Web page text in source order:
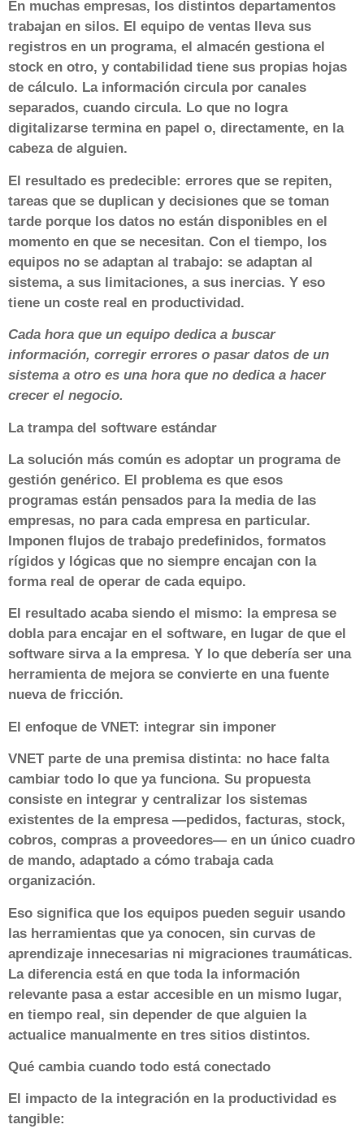
En muchas empresas, los distintos departamentos
trabajan en silos. El equipo de ventas lleva sus
registros en un programa, el almacén gestiona el
stock en otro, y contabilidad tiene sus propias hojas
de cálculo. La información circula por canales
separados, cuando circula. Lo que no logra
digitalizarse termina en papel o, directamente, en la
cabeza de alguien.
El resultado es predecible: errores que se repiten,
tareas que se duplican y decisiones que se toman
tarde porque los datos no están disponibles en el
momento en que se necesitan. Con el tiempo, los
equipos no se adaptan al trabajo: se adaptan al
sistema, a sus limitaciones, a sus inercias. Y eso
tiene un coste real en productividad.
Cada hora que un equipo dedica a buscar
información, corregir errores o pasar datos de un
sistema a otro es una hora que no dedica a hacer
crecer el negocio.
La trampa del software estándar
La solución más común es adoptar un programa de
gestión genérico. El problema es que esos
programas están pensados para la media de las
empresas, no para cada empresa en particular.
Imponen flujos de trabajo predefinidos, formatos
rígidos y lógicas que no siempre encajan con la
forma real de operar de cada equipo.
El resultado acaba siendo el mismo: la empresa se
dobla para encajar en el software, en lugar de que el
software sirva a la empresa. Y lo que debería ser una
herramienta de mejora se convierte en una fuente
nueva de fricción.
El enfoque de VNET: integrar sin imponer
VNET parte de una premisa distinta: no hace falta
cambiar todo lo que ya funciona. Su propuesta
consiste en integrar y centralizar los sistemas
existentes de la empresa —pedidos, facturas, stock,
cobros, compras a proveedores— en un único cuadro
de mando, adaptado a cómo trabaja cada
organización.
Eso significa que los equipos pueden seguir usando
las herramientas que ya conocen, sin curvas de
aprendizaje innecesarias ni migraciones traumáticas.
La diferencia está en que toda la información
relevante pasa a estar accesible en un mismo lugar,
en tiempo real, sin depender de que alguien la
actualice manualmente en tres sitios distintos.
Qué cambia cuando todo está conectado
El impacto de la integración en la productividad es
tangible: